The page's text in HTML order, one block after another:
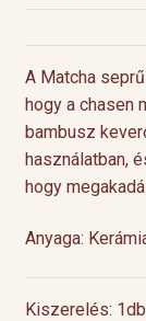
A Matcha
hogy a chasen
bambusz
használatban,
hogy
Anyaga:
Kiszerelés: 1db